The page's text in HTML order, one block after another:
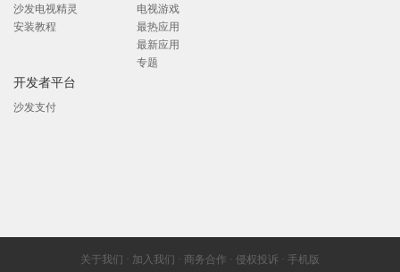
沙发电视精灵
安装教程
电视游戏
最热应用
最新应用
专题
开发者平台
沙发支付
关于我们 · 加入我们 · 商务合作 · 侵权投诉 · 手机版